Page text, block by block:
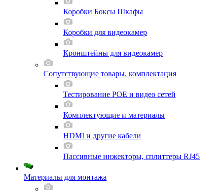
Коробки Боксы Шкафы
Коробки для видеокамер
Кронштейны для видеокамер
Сопутствующие товары, комплектация
Тестирование POE и видео сетей
Комплектующие и материалы
HDMI и другие кабели
Пассивные инжекторы, сплиттеры RJ45
Материалы для монтажа